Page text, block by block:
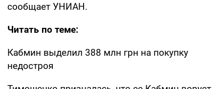
сообщает УНИАН.
Читать по теме:
Кабмин выделил 388 млн грн на покупку
недостроя